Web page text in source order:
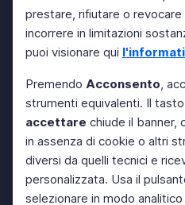
prestare, rifiutare o
incorrere in limitazioni
puoi visionare qui
Premendo Acconsento,
strumenti equivalenti. Il tasto
accettare chiude il banner,
in assenza di cookie o altri
diversi da quelli tecnici e
personalizzata. Usa il
selezionare in modo